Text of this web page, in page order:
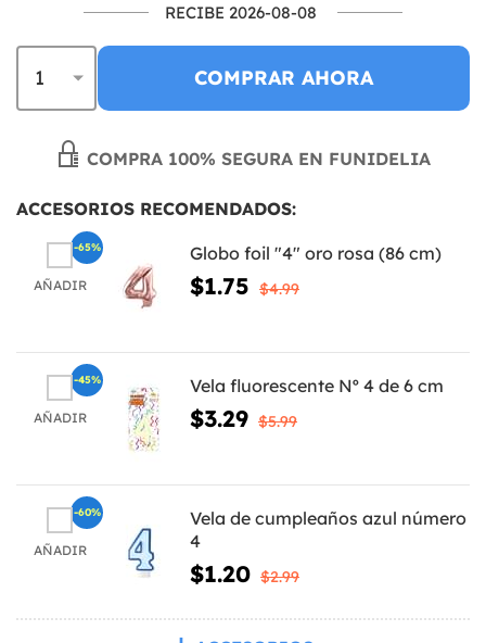
RECIBE 2026-08-08
COMPRAR AHORA
COMPRA 100% SEGURA EN FUNIDELIA
ACCESORIOS RECOMENDADOS:
AÑADIR
Globo foil "4" oro rosa (86 cm)
$1.75 $4.99
-65%
AÑADIR
Vela fluorescente Nº 4 de 6 cm
$3.29 $5.99
-45%
AÑADIR
Vela de cumpleaños azul número
4
$1.20 $2.99
-60%